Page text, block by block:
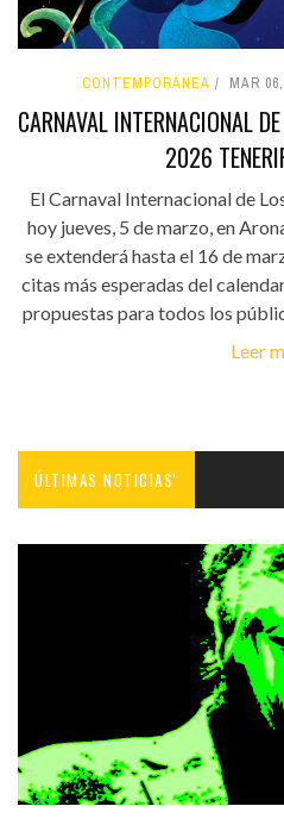
CONTEMPORÁNEA MAR
CARNAVAL INTERNACIONAL
2026
El Carnaval Internacional de
hoy jueves, 5 de marzo, en
se extenderá hasta el 16 de
citas más esperadas del
propuestas para todos los
Leer
ÚLTIMAS NOTICIAS'